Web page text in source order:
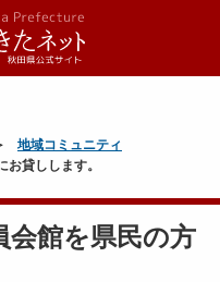
地域コミュニティ
貸しします。
会館を県民の方